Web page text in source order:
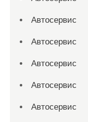
Автосервис
Автосервис
Автосервис
Автосервис
Автосервис